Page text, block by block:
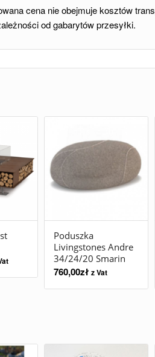
cena nie obejmuje kosztów
od gabarytów przesyłki.
Poduszka
Livingstones Andre
34/24/20 Smarin
760,00zł z Vat